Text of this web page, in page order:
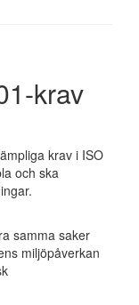
krav
krav i ISO
och ska
samma saker
miljöpåverkan